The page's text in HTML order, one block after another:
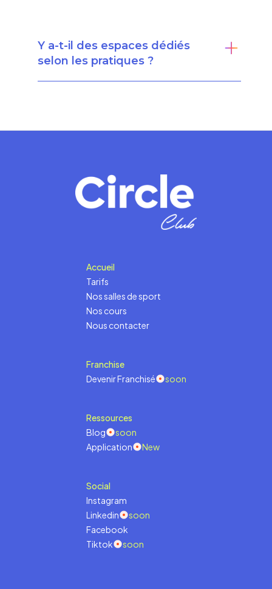
Y a-t-il des espaces dédiés
selon les pratiques ?
Accueil
Tarifs
Nos salles de sport
Nos cours
Nous contacter
Franchise
Devenir Franchisé
soon
Ressources
Blog
soon
Application
New
Social
Instagram
Linkedin
soon
Facebook
Tiktok
soon